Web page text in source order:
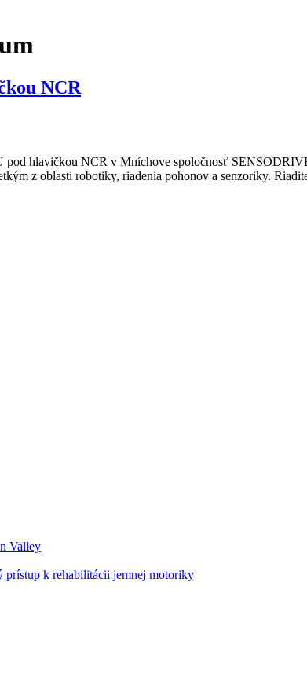
NCR
pod hlavičkou NCR v Mníchove spoločnosť
z oblasti robotiky, riadenia pohonov a senzoriky.
Valley
prístup k rehabilitácii jemnej motoriky